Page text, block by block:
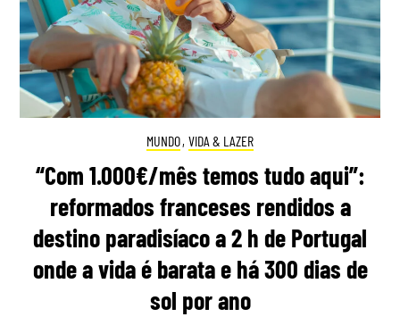
MUNDO, VIDA & LAZER
“Com 1.000€/mês temos tudo aqui”:
reformados franceses rendidos a
destino paradisíaco a 2 h de Portugal
onde a vida é barata e há 300 dias de
sol por ano